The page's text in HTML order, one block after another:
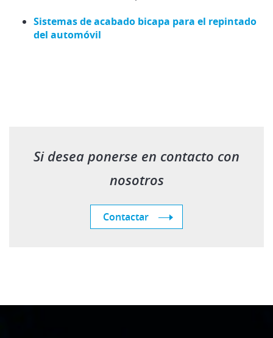
Sistemas de acabado bicapa para el repintado
del automóvil
Si desea ponerse en contacto con
nosotros
Contactar